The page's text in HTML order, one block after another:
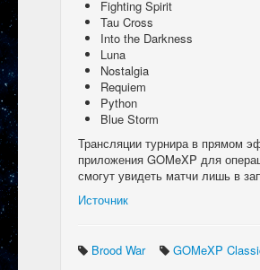
Fighting Spirit
Tau Cross
Into the Darkness
Luna
Nostalgia
Requiem
Python
Blue Storm
Трансляции турнира в прямом
приложения GOMeXP для
смогут увидеть матчи лишь в
Источник
Brood War GOMeXP